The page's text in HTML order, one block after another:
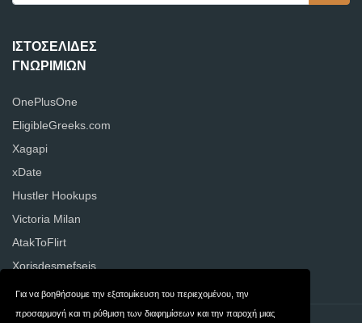
Για να βοηθήσουμε την εξατομίκευση του περιεχομένου, την
προσαρμογή και τη ρύθμιση των διαφημίσεων και την παροχή μιας
ΙΣΤΟΣΕΛΊΔΕΣ
ΓΝΩΡΙΜΙΏΝ
OnePlusOne
EligibleGreeks.com
Xagapi
xDate
Hustler Hookups
Victoria Milan
AtakToFlirt
Xorisdesmefseis